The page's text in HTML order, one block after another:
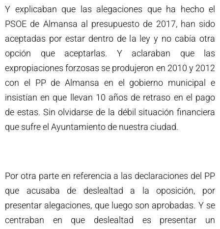
Y explicaban que las alegaciones que ha hecho el
PSOE de Almansa al presupuesto de 2017, han sido
aceptadas por estar dentro de la ley y no cabía otra
opción que aceptarlas. Y aclaraban que las
expropiaciones forzosas se produjeron en 2010 y 2012
con el PP de Almansa en el gobierno municipal e
insistían en que llevan 10 años de retraso en el pago
de estas. Sin olvidarse de la débil situación financiera
que sufre el Ayuntamiento de nuestra ciudad.
Por otra parte en referencia a las declaraciones del PP
que acusaba de deslealtad a la oposición, por
presentar alegaciones, que luego son aprobadas. Y se
centraban en que deslealtad es presentar un